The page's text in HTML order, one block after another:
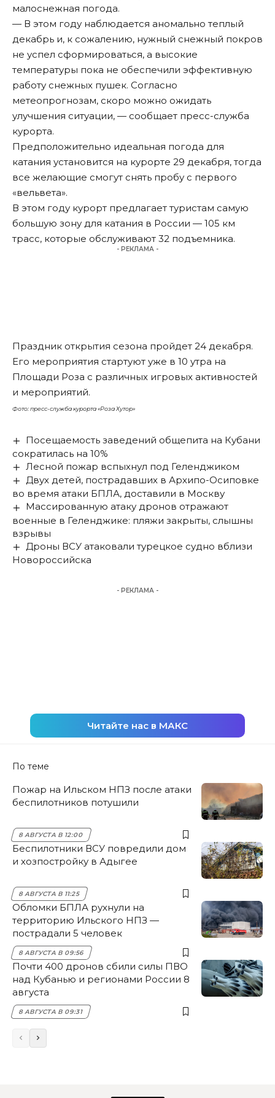
малоснежная погода.
— В этом году наблюдается аномально теплый
декабрь и, к сожалению, нужный снежный покров
не успел сформироваться, а высокие
температуры пока не обеспечили эффективную
работу снежных пушек. Согласно
метеопрогнозам, скоро можно ожидать
улучшения ситуации, — сообщает пресс-служба
курорта.
Предположительно идеальная погода для
катания установится на курорте 29 декабря, тогда
все желающие смогут снять пробу с первого
«вельвета».
В этом году курорт предлагает туристам самую
большую зону для катания в России — 105 км
трасс, которые обслуживают 32 подъемника.
- РЕКЛАМА -
Праздник открытия сезона пройдет 24 декабря.
Его мероприятия стартуют уже в 10 утра на
Площади Роза с различных игровых активностей
и мероприятий.
Фото: пресс-служба курорта «Роза Хутор»
Посещаемость заведений общепита на Кубани
сократилась на 10%
Лесной пожар вспыхнул под Геленджиком
Двух детей, пострадавших в Архипо-Осиповке
во время атаки БПЛА, доставили в Москву
Массированную атаку дронов отражают
военные в Геленджике: пляжи закрыты, слышны
взрывы
Дроны ВСУ атаковали турецкое судно вблизи
Новороссийска
- РЕКЛАМА -
Читайте нас в МАКС
По теме
Пожар на Ильском НПЗ после атаки
беспилотников потушили
8 АВГУСТА В 12:00
Беспилотники ВСУ повредили дом
и хозпостройку в Адыгее
8 АВГУСТА В 11:25
Обломки БПЛА рухнули на
территорию Ильского НПЗ —
пострадали 5 человек
8 АВГУСТА В 09:56
Почти 400 дронов сбили силы ПВО
над Кубанью и регионами России 8
августа
8 АВГУСТА В 09:31